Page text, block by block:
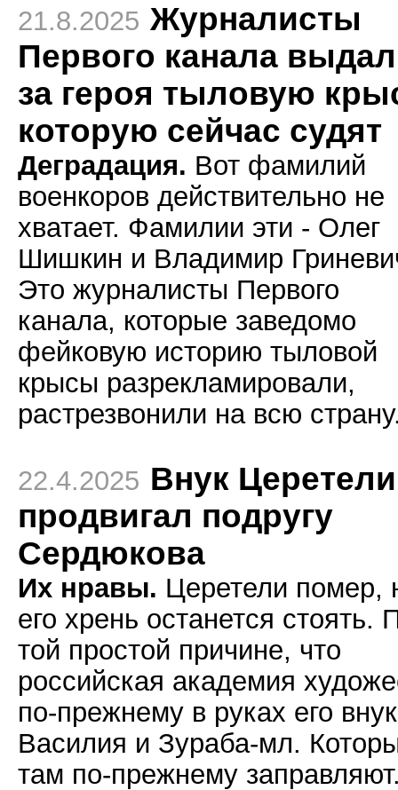
21.8.2025 Журналисты
Первого канала
за героя тыловую
которую сейчас судят
Деградация. Вот фамилий
военкоров действительно не
хватает. Фамилии эти - Олег
Шишкин и Владимир
Это журналисты Первого
канала, которые заведомо
фейковую историю тыловой
крысы разрекламировали,
растрезвонили на всю
22.4.2025 Внук Церетели
продвигал подругу
Сердюкова
Их нравы. Церетели помер,
его хрень останется стоять.
той простой причине, что
российская академия
по-прежнему в руках его
Василия и Зураба-мл.
там по-прежнему